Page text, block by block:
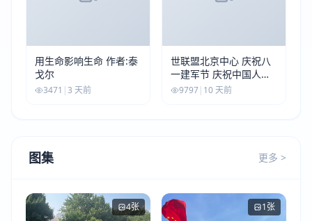
用生命影响生命 作者:泰
戈尔
3471 |3 天前
世联盟北京中心 庆祝八
一建军节 庆祝中国人民
解放军建军99周年
9797| 10 天前
图集 更多 >
4张 1张